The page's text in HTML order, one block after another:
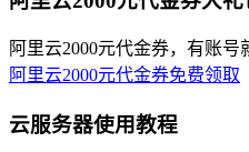
阿里云2000元代金券，有账号
阿里云2000元代金券免费领取
云服务器使用教程